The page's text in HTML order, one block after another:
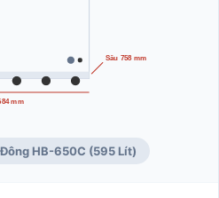
mm
Sâu 758 mm
HB-650C (595 Lít)